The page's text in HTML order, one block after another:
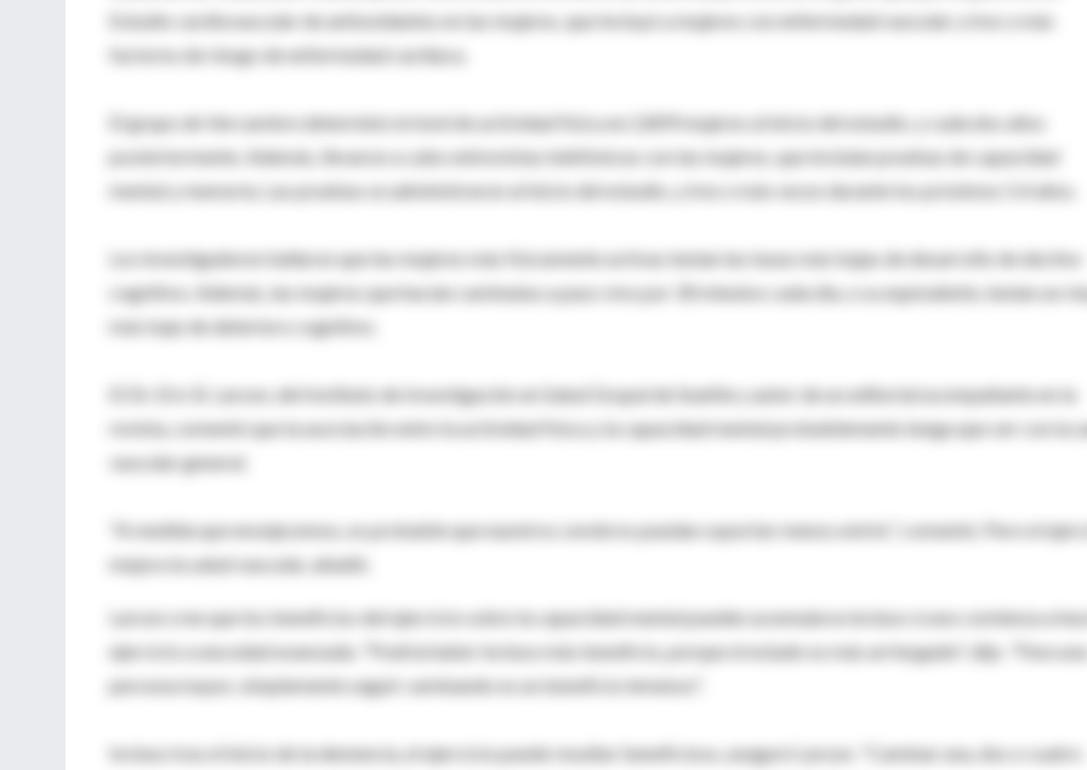
Estudio cardiovascular de antioxidantes en las mujeres, que incluyó a mujeres con enfermedad vascular y tres o más
factores de riesgo de enfermedad cardiaca.
El grupo de Vercambre determinó el nivel de actividad física en 2,809 mujeres al inicio del estudio, y cada dos años
posteriormente. Además, llevaron a cabo entrevistas telefónicas con las mujeres, que incluían pruebas de capacidad
mental y memoria. Las pruebas se administraron al inicio del estudio, y tres o más veces durante los próximos 5.4 años.
Los investigadores hallaron que las mujeres más físicamente activas tenían las tasas más bajas de desarrollo de declive
cognitivo. Además, las mujeres que hacían caminatas a paso vivo por 30 minutos cada día, o su equivalente, tenían un
más bajo de deterioro cognitivo.
El Dr. Eric B. Larson, del Instituto de Investigación en Salud Grupal de Seattle y autor de un editorial acompañante en la
revista, comentó que la asociación entre la actividad física y la capacidad mental probablemente tenga que ver con la
vascular general.
"A medida que envejecemos, es probable que nuestros cerebros puedan soportar menos estrés", comentó. Pero el
mejora la salud vascular, añadió.
Larson cree que los beneficios del ejercicio sobre la capacidad mental pueden acumularse incluso si uno comienza a
ejercicio a una edad avanzada. "Podría haber incluso más beneficio, porque el estado es más arriesgado", dijo. "Para una
persona mayor, simplemente seguir caminando es un beneficio inmenso".
Incluso tras el inicio de la demencia, el ejercicio puede resultar beneficioso, aseguró Larson. "Caminar una, dos o cuatro